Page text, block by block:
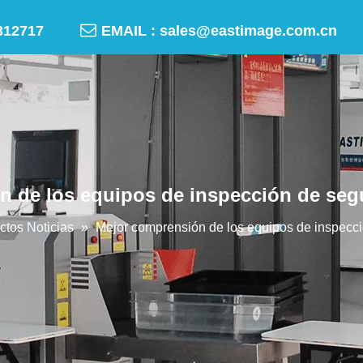
 EMAIL : sales@eastimage.com.cn
de los equipos de inspección de
Noticias » Mejor comprensión de los equipos de